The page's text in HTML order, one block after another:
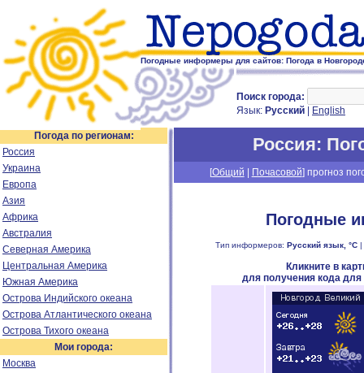
Погодные информеры для сайтов: Погода в
Поиск города:
Язык: Русский English
Погода по регионам:
Россия
Украина
Европа
Азия
Африка
Австралия
Северная Америка
Центральная Америка
Южная Америка
Острова Индийского океана
Острова Атлантического океана
Острова Тихого океана
Мои города:
Москва
Россия:
[Общий Почасовой] прогноз
Погодные
Тип информеров: Русский язык, °C|
Кликните в
для получения кода